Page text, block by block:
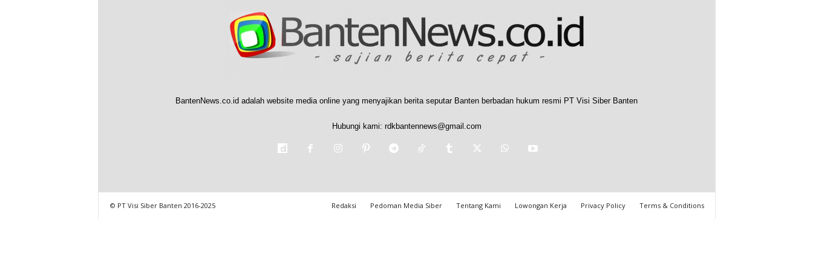
BantenNews.co.id adalah website media online yang menyajikan berita seputar Banten berbadan hukum resmi PT Visi Siber Banten
Hubungi kami: rdkbantennews@gmail.com
Redaksi Pedoman Media Siber Tentang Kami Lowongan Kerja Privacy Policy Terms & Conditions
© PT Visi Siber Banten 2016-2025